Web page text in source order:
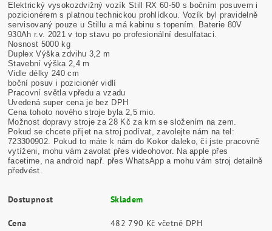
E lektrický vysokozdvižný vozík Still RX 60-50 s bočním posuvem i
pozicionérem s platnou technickou prohlídkou. Vozík byl pravidelně
servisovaný pouze u Stillu a má kabinu s topením. Baterie 80V
930Ah r.v. 2021 v top stavu po profesionální desulfataci.
Nosnost 5000 kg
Duplex Výška zdvihu 3,2 m
Stavební výška 2,4 m
Vidle délky 240 cm
boční posuv i pozicionér vidlí
Pracovní světla vpředu a vzadu
Uvedená super cena je bez DPH
Cena tohoto nového stroje byla 2,5 mio.
Možnost dopravy stroje za 28 Kč za km se složením na zem.
Pokud se chcete přijet na stroj podívat, zavolejte nám na tel:
723300902. Pokud to máte k nám do Kokor daleko, či jste pracovně
vytíženi, mohu vám zavolat přes videohovor. Na apple přes
facetime, na android např. přes WhatsApp a mohu vám stroj detailně
předvést.
Dostupnost Skladem
Cena 482 790 Kč včetně DPH